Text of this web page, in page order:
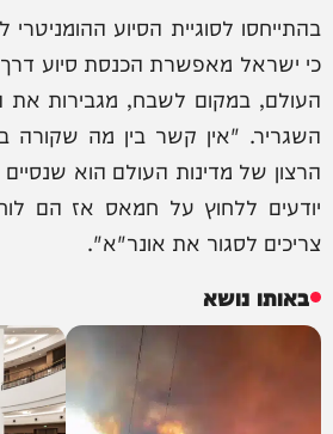
בהתייחסו לסוגיית הסיוע
כי ישראל מאפשרת הכנסת סיוע דרך
העולם, במקום לשבח, מגבירות את
השגריר. "אין קשר בין מה שקורה
הרצון של מדינות העולם הוא
יודעים ללחוץ על חמאס אז הם
צריכים לסגור את אונר"א".
באותו נושא